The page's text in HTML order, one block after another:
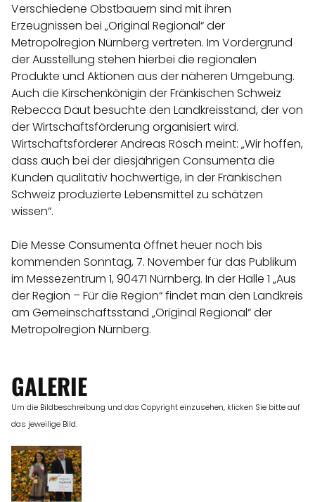
Verschiedene Obstbauern sind mit ihren
Erzeugnissen bei „Original Regional“ der
Metropolregion Nürnberg vertreten. Im Vordergrund
der Ausstellung stehen hierbei die regionalen
Produkte und Aktionen aus der näheren Umgebung.
Auch die Kirschenkönigin der Fränkischen Schweiz
Rebecca Daut besuchte den Landkreisstand, der von
der Wirtschaftsförderung organisiert wird.
Wirtschaftsförderer Andreas Rösch meint: „Wir hoffen,
dass auch bei der diesjährigen Consumenta die
Kunden qualitativ hochwertige, in der Fränkischen
Schweiz produzierte Lebensmittel zu schätzen
wissen“.
Die Messe Consumenta öffnet heuer noch bis
kommenden Sonntag, 7. November für das Publikum
im Messezentrum 1, 90471 Nürnberg. In der Halle 1 „Aus
der Region – Für die Region“ findet man den Landkreis
am Gemeinschaftsstand „Original Regional“ der
Metropolregion Nürnberg.
GALERIE
Um die Bildbeschreibung und das Copyright einzusehen, klicken Sie bitte auf
das jeweilige Bild.